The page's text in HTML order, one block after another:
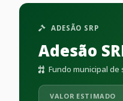
ADESÃO SRP
Adesão
Fundo municipal de
VALOR ESTIMADO